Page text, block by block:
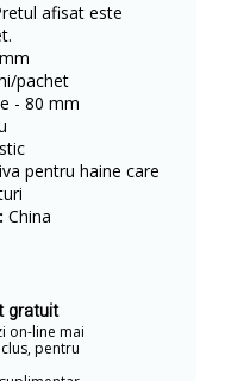
afisat este
pachet
- 80 mm
pentru haine care
China
gratuit
on-line mai
pentru